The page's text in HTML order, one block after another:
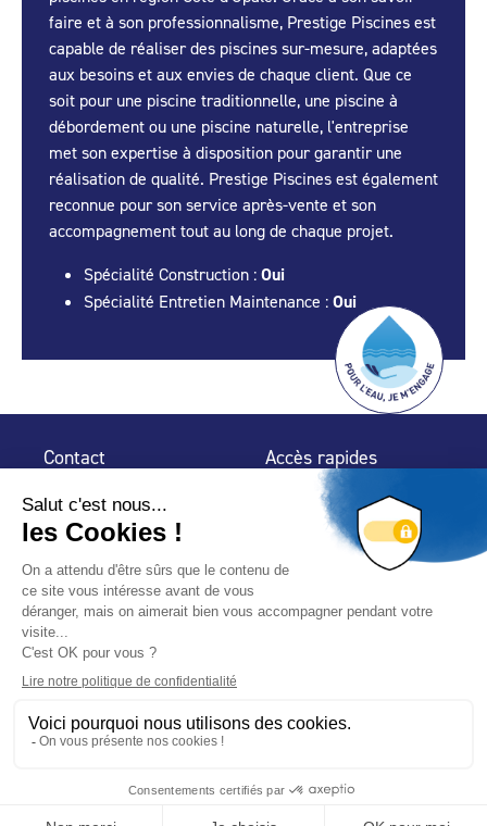
faire et à son professionnalisme, Prestige Piscines est
capable de réaliser des piscines sur-mesure, adaptées
aux besoins et aux envies de chaque client. Que ce
soit pour une piscine traditionnelle, une piscine à
débordement ou une piscine naturelle, l'entreprise
met son expertise à disposition pour garantir une
réalisation de qualité. Prestige Piscines est également
reconnue pour son service après-vente et son
accompagnement tout au long de chaque projet.
Spécialité Construction : Oui
Spécialité Entretien Maintenance : Oui
Contact
32 rue de Mogador
75 009 Paris
Accès rapides
Espace Presse
Trouver un
professionnel
Nous suivre